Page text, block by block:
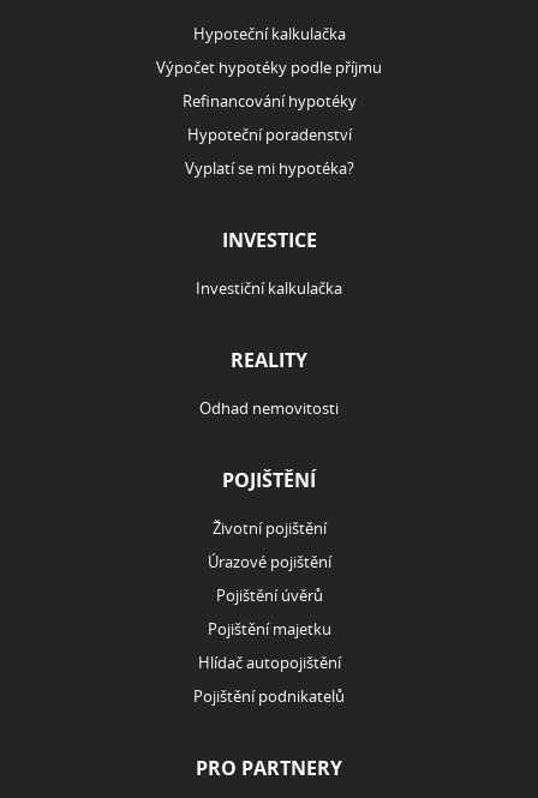
Hypoteční kalkulačka
Výpočet hypotéky podle příjmu
Refinancování hypotéky
Hypoteční poradenství
Vyplatí se mi hypotéka?
INVESTICE
Investiční kalkulačka
REALITY
Odhad nemovitosti
POJIŠTĚNÍ
Životní pojištění
Úrazové pojištění
Pojištění úvěrů
Pojištění majetku
Hlídač autopojištění
Pojištění podnikatelů
PRO PARTNERY